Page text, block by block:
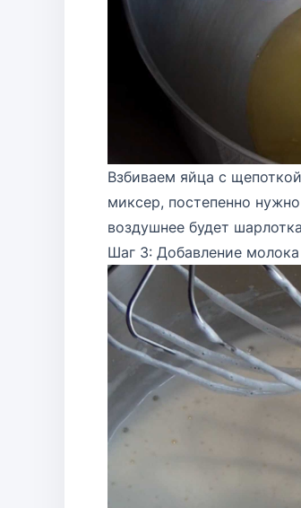
Взбиваем яйца с
миксер, постепенно
воздушнее будет
Шаг 3: Добавление молока